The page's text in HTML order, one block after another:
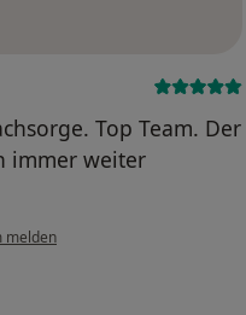
Top Team. Der
immer weiter
melden